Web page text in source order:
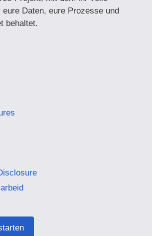
eure Daten, eure Prozesse und
behaltet.